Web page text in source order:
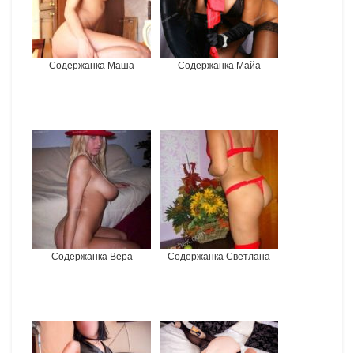
Содержанка Маша Содержанка Майа
Содержанка Вера Содержанка Светлана